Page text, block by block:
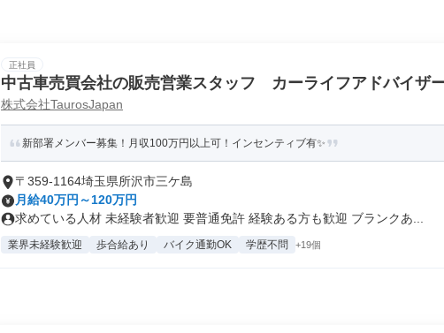
正社員
中古車売買会社の販売営業スタッフ カーライフアドバイザ
株式会社TaurosJapan
新部署メンバー募集！月収100万円以上可！インセンティブ有✨
〒359-1164埼玉県所沢市三ケ島
月給40万円～120万円
求めている人材 未経験者歓迎 要普通免許 経験ある方も歓迎 ブランクあ...
業界未経験歓迎 歩合給あり バイク通勤OK 学歴不問 +19個